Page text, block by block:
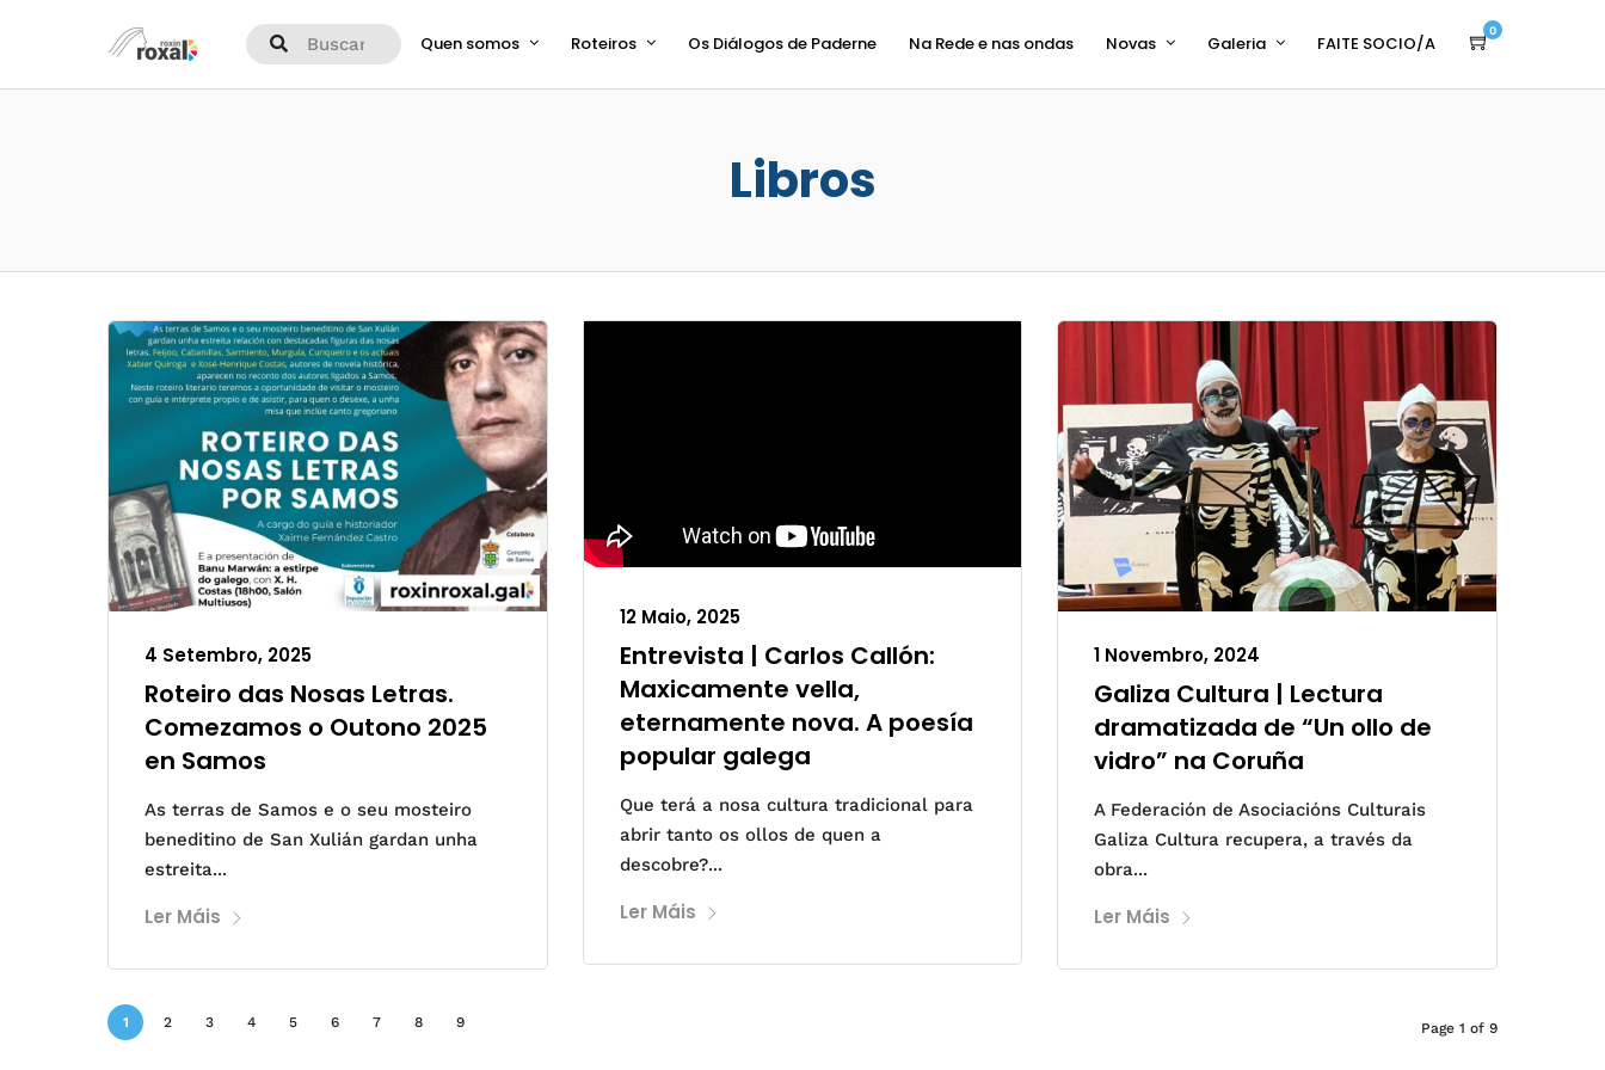
Quen somos Roteiros Os Diálogos de Paderne Na Rede e nas ondas Novas Galeria FAITE SOCIO/A
0
Libros
4 Setembro, 2025
Roteiro das Nosas Letras.
Comezamos o Outono 2025
en Samos
As terras de Samos e o seu mosteiro
beneditino de San Xulián gardan unha
estreita...
Ler Máis
12 Maio, 2025
Entrevista | Carlos Callón:
Maxicamente vella,
eternamente nova. A poesía
popular galega
Que terá a nosa cultura tradicional para
abrir tanto os ollos de quen a
descobre?...
Ler Máis
1 Novembro, 2024
Galiza Cultura | Lectura
dramatizada de “Un ollo de
vidro” na Coruña
A Federación de Asociacións Culturais
Galiza Cultura recupera, a través da
obra...
Ler Máis
1 2 3 4 5 6 7 8 9 Page 1 of 9